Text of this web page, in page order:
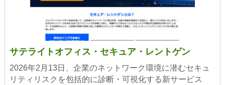
サテライトオフィス・セキュア・レントゲン
2026年2月13日、企業のネットワーク環境に潜むセキュ
リティリスクを包括的に診断・可視化する新サービス